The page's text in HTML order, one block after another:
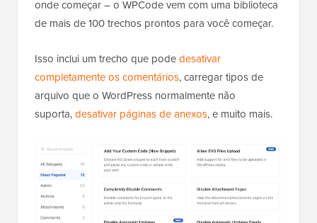
onde começar – o WPCode vem com uma biblioteca
de mais de 100 trechos prontos para você começar.
Isso inclui um trecho que podedesativar
completamente os comentários, carregar tipos de
arquivo que o WordPress normalmente não
suporta,desativar páginas de anexos, e muito mais.